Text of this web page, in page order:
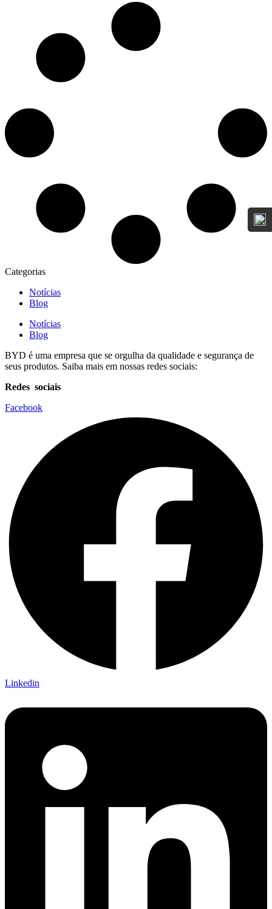
Categorias
Notícias
Blog
Notícias
Blog
BYD é uma empresa que se orgulha da qualidade e segurança de
seus produtos. Saiba mais em nossas redes sociais:
Redes sociais
Facebook
Linkedin